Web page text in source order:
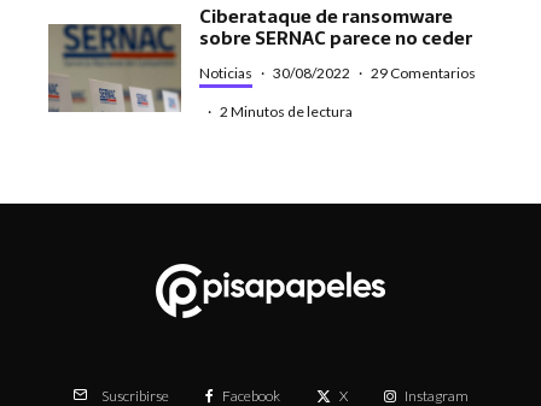
Ciberataque de ransomware
sobre SERNAC parece no ceder
Noticias · 30/08/2022 · 29 Comentarios
· 2 Minutos de lectura
Suscribirse Facebook X Instagram